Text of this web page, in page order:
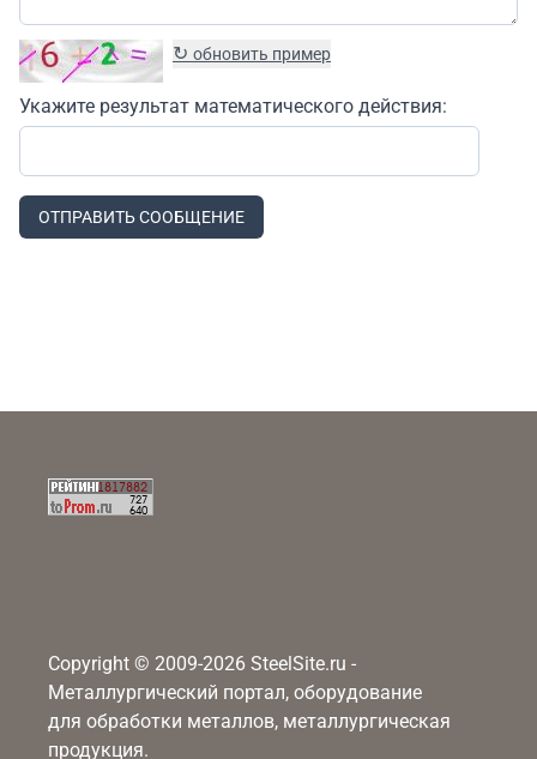
↻ обновить пример
Укажите результат математического действия:
ОТПРАВИТЬ СООБЩЕНИЕ
Copyright © 2009-2026 SteelSite.ru -
Металлургический портал, оборудование
для обработки металлов, металлургическая
продукция.